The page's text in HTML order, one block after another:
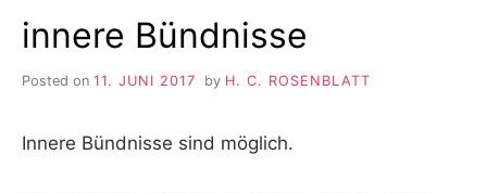
innere Bündnisse
Posted on 11. JUNI 2017 by H. C. ROSENBLATT
Innere Bündnisse sind möglich.